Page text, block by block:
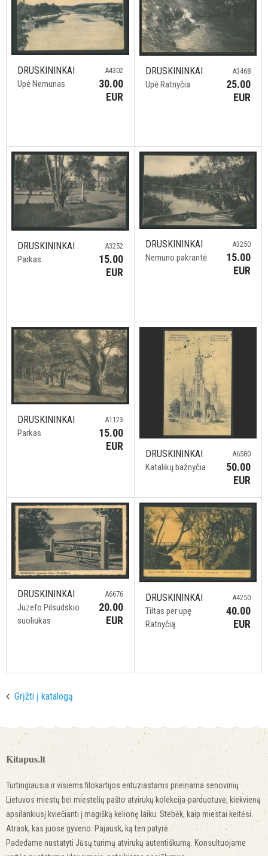
DRUSKININKAI
Upė Nemunas
A4302
30.00
EUR
DRUSKININKAI
Upė Ratnyčia
A3468
25.00
EUR
DRUSKININKAI
Parkas
A3252
15.00
EUR
DRUSKININKAI
Nemuno pakrantė
A3250
15.00
EUR
DRUSKININKAI
Parkas
A1123
15.00
EUR
DRUSKININKAI
Katalikų bažnyčia
A6580
50.00
EUR
DRUSKININKAI
Juzefo Pilsudskio
suoliukas
A6676
20.00
EUR
DRUSKININKAI
Tiltas per upę
Ratnyčią
A4250
40.00
EUR
Grįžti į katalogą
Kitapus.lt
Turtingiausia ir visiems filokartijos entuziastams prieinama senovinių
Lietuvos miestų bei miestelių pašto atvirukų kolekcija-parduotuvė, kiekvieną
apsilankiusį kviečianti į magišką kelionę laiku. Stebėk, kaip miestai keitėsi.
Atrask, kas juose gyveno. Pajausk, ką ten patyrė.
Padedame nustatyti Jūsų turimų atvirukų autentiškumą. Konsultuojame